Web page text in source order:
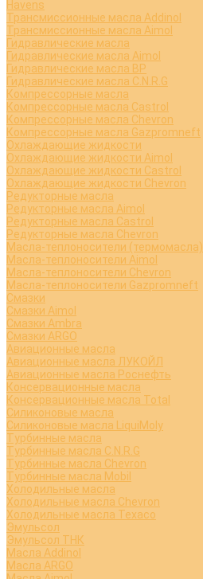
Havens
Трансмиссионные масла Addinol
Трансмиссионные масла Aimol
Гидравлические масла
Гидравлические масла Aimol
Гидравлические масла BP
Гидравлические масла C.N.R.G
Компрессорные масла
Компрессорные масла Castrol
Компрессорные масла Chevron
Компрессорные масла Gazpromneft
Охлаждающие жидкости
Охлаждающие жидкости Aimol
Охлаждающие жидкости Castrol
Охлаждающие жидкости Chevron
Редукторные масла
Редукторные масла Aimol
Редукторные масла Castrol
Редукторные масла Chevron
Масла-теплоносители (термомасла)
Масла-теплоносители Aimol
Масла-теплоносители Chevron
Масла-теплоносители Gazpromneft
Смазки
Смазки Aimol
Смазки Ambra
Смазки ARGO
Авиационные масла
Авиационные масла ЛУКОЙЛ
Авиационные масла Роснефть
Консервационные масла
Консервационные масла Total
Силиконовые масла
Силиконовые масла LiquiMoly
Турбинные масла
Турбинные масла C.N.R.G
Турбинные масла Chevron
Турбинные масла Mobil
Холодильные масла
Холодильные масла Chevron
Холодильные масла Texaco
Эмульсол
Эмульсол ТНК
Масла Addinol
Масла ARGO